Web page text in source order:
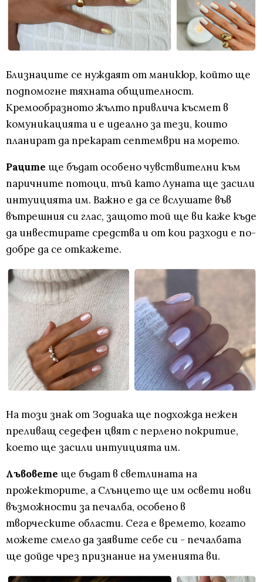
Близнаците се нуждаят от маникюр, който ще
подпомогне тяхната общителност.
Кремообразното жълто привлича късмет в
комуникацията и е идеално за тези, които
планират да прекарат септември на морето.
Раците ще бъдат особено чувствителни към
паричните потоци, тъй като Луната ще засили
интуицията им. Важно е да се вслушате във
вътрешния си глас, защото той ще ви каже къде
да инвестирате средства и от кои разходи е по-
добре да се откажете.
На този знак от Зодиака ще подхожда нежен
преливащ седефен цвят с перлено покритие,
което ще засили интуицията им.
Лъвовете ще бъдат в светлината на
прожекторите, а Слънцето ще им освети нови
възможности за печалба, особено в
творческите области. Сега е времето, когато
можете смело да заявите себе си - печалбата
ще дойде чрез признание на уменията ви.